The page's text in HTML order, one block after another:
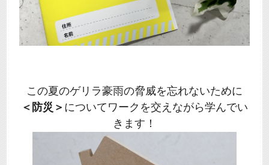
この夏のゲリラ豪雨の脅威を忘れないために
＜防災＞ についてワークを交えながら学んでい
きます！